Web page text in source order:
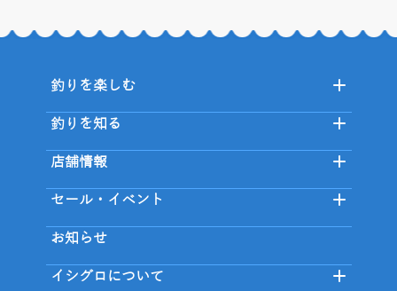
釣りを楽しむ
釣りを知る
店舗情報
セール・イベント
お知らせ
イシグロについて